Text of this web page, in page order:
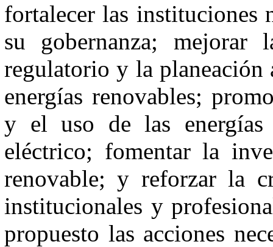
fortalecer las instituciones
su gobernanza; mejorar
regulatorio y la planeación
energías renovables;
y el uso de las energías
eléctrico; fomentar la
renovable; y reforzar la
institucionales y
propuesto las acciones